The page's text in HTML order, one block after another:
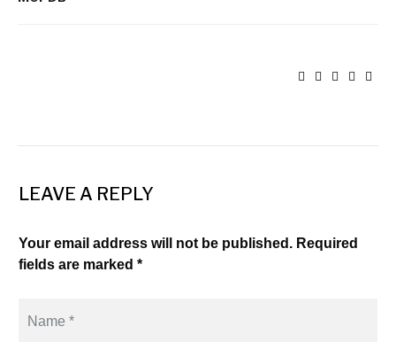
LEAVE A REPLY
Your email address will not be published. Required
fields are marked *